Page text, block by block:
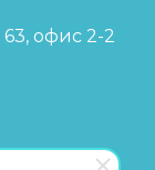
офис 2-2